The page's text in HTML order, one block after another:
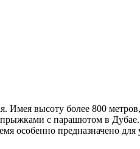
Имея высоту более 800
с парашютом в Дубае.
особенно предназначено